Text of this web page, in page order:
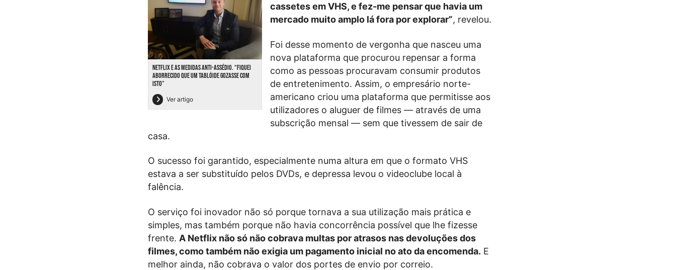
NETFLIX E AS MEDIDAS ANTI-ASSÉDIO. “FIQUEI
ABORRECIDO QUE UM TABLÓIDE GOZASSE COM
ISTO”
Ver artigo
cassetes em VHS, e fez-me pensar que havia um
mercado muito amplo lá fora por explorar”, revelou.
Foi desse momento de vergonha que nasceu uma
nova plataforma que procurou repensar a forma
como as pessoas procuravam consumir produtos
de entretenimento. Assim, o empresário norte-
americano criou uma plataforma que permitisse aos
utilizadores o aluguer de filmes — através de uma
subscrição mensal — sem que tivessem de sair de
casa.
O sucesso foi garantido, especialmente numa altura em que o formato VHS
estava a ser substituído pelos DVDs, e depressa levou o videoclube local à
falência.
O serviço foi inovador não só porque tornava a sua utilização mais prática e
simples, mas também porque não havia concorrência possível que lhe fizesse
frente. A Netflix não só não cobrava multas por atrasos nas devoluções dos
filmes, como também não exigia um pagamento inicial no ato da encomenda. E
melhor ainda, não cobrava o valor dos portes de envio por correio.